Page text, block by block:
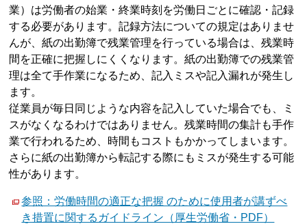
業）は労働者の始業・終業時刻を労働日ごとに確認・記録
する必要があります。記録方法についての規定はありませ
んが、紙の出勤簿で残業管理を行っている場合は、残業時
間を正確に把握しにくくなります。紙の出勤簿での残業管
理は全て手作業になるため、記入ミスや記入漏れが発生し
ます。
従業員が毎日同じような内容を記入していた場合でも、ミ
スがなくなるわけではありません。残業時間の集計も手作
業で行われるため、時間もコストもかかってしまいます。
さらに紙の出勤簿から転記する際にもミスが発生する可能
性があります。
参照：労働時間の適正な把握 のために使用者が講ずべ
き措置に関するガイドライン（厚生労働省・PDF）